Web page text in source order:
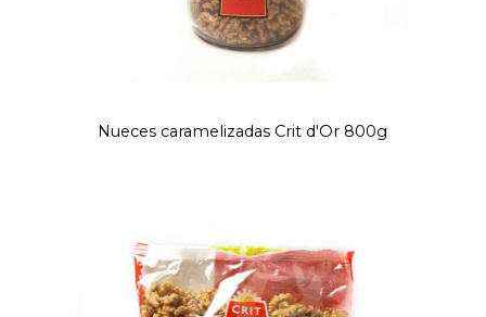
Nueces caramelizadas Crit d'Or 800g